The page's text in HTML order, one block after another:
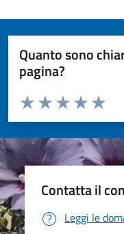
Quanto sono
pagina?
Valuta da 1 a 5 stelle la
Valuta
Valuta 4
Valuta 3 stelle
Valuta 2 stelle su 5
Valuta 1 stelle su 5
Contatta il
Leggi le